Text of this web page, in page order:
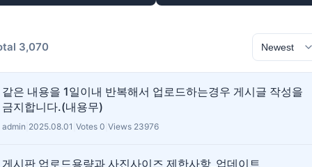
3,070
같은 내용을 1일이내 반복해서 업로드하는경우 게시글 작성을
금지합니다.(내용무)
admin 2025.08.01 Votes 0 Views 23976
게시판 업로드용량과 사진사이즈 제한사항_업데이트